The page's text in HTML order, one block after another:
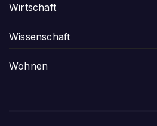
Wirtschaft
Wissenschaft
Wohnen